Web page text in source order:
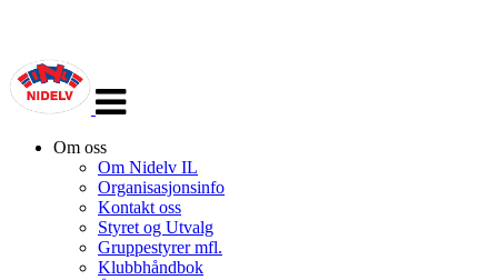
navigasjon
Om oss
Om Nidelv IL
Organisasjonsinfo
Kontakt oss
Styret og Utvalg
Gruppestyrer mfl.
Klubbhåndbok